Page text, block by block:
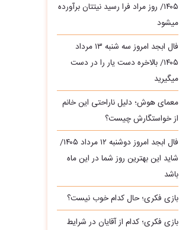
۱۴۰۵/ روز مراد فرا رسید نیتتان برآورده
میشود
فال ابجد امروز سه‌ شنبه ۱۳ مرداد
۱۴۰۵/ بالاخره دست یار را در دست
میگیرید
معمای هوش؛ دلیل ناراحتی این خانم
از خواستگارش چیست؟
فال ابجد امروز دوشنبه ۱۲ مرداد ۱۴۰۵/
شاید این بهترین روز شما در این ماه
باشد
بازی فکری؛ حال کدام خوب نیست؟
بازی فکری؛ کدام از آقایان در شرایط